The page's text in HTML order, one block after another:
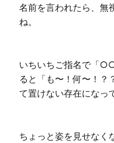
名前を言われたら、無
ね。
いちいちご指名で「
ると「も〜！何〜！？
て置けない存在になっ
ちょっと姿を見せなく